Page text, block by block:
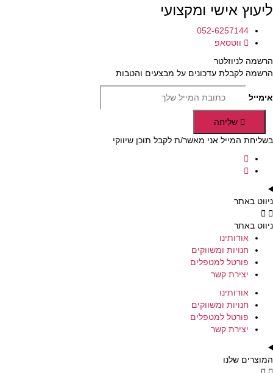
ליעוץ אישי ומקצועי
052-6257144
ווטסאפ
הרשמה לניוזלטר
הרשמה לקבלת עדכונים על מבצעים והטבות
אימייל
שליחה
בשליחת המייל אני מאשר/ת לקבל תוכן שיווקי
ניווט באתר
ניווט באתר
אודותינו
חנויות ומשווקים
פורטל למטפלים
יצירת קשר
אודותינו
חנויות ומשווקים
פורטל למטפלים
יצירת קשר
המוצרים שלנו